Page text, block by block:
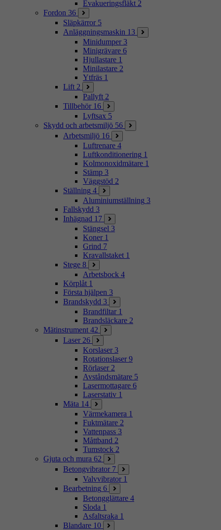
Evakueringsfläkt 2
Fordon 36
Släpkärror 5
Anläggningsmaskin 13
Minidumper 3
Minigrävare 6
Hjullastare 1
Minilastare 2
Ytfräs 1
Lift 2
Pallyft 2
Tillbehör 16
Lyftsax 5
Skydd och arbetsmiljö 56
Arbetsmiljö 16
Luftrenare 4
Luftkonditionering 1
Kolmonoxidmätare 1
Stämp 3
Väggstöd 2
Ställning 4
Aluminiumställning 3
Fallskydd 3
Inhägnad 17
Stängsel 3
Koner 1
Grind 7
Kravallstaket 1
Stege 8
Arbetsbock 4
Körplåt 1
Första hjälpen 3
Brandskydd 3
Brandfiltar 1
Brandsläckare 2
Mätinstrument 42
Laser 26
Korslaser 3
Rotationslaser 9
Rörlaser 2
Avståndsmätare 5
Lasermottagare 6
Laserstativ 1
Mäta 14
Värmekamera 1
Fuktmätare 2
Vattenpass 3
Måttband 2
Tumstock 2
Gjuta och mura 62
Betongvibrator 7
Valvvibrator 1
Bearbetning 6
Betongglättare 4
Sloda 1
Asfaltsraka 1
Blandare 10